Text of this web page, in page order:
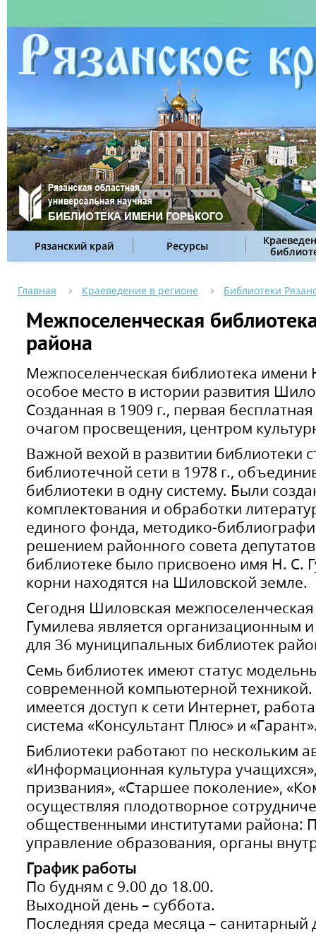
Рязанский край Ресурсы
Главная Краеведение в регионе Библиотеки
Межпоселенческая
района
Межпоселенческая библиотека имени
особое место в истории развития
Созданная в 1909 г., первая
очагом просвещения, центром
Важной вехой в развитии библиотеки
библиотечной сети в 1978 г.,
библиотеки в одну систему. Были
комплектования и обработки
единого фонда, методико-
решением районного совета
библиотеке было присвоено имя Н. С.
корни находятся на Шиловской земле.
Сегодня Шиловская
Гумилева является организационным
для 36 муниципальных библиотек
Семь библиотек имеют статус
современной компьютерной техникой.
имеется доступ к сети Интернет,
система «Консультант Плюс» и
Библиотеки работают по нескольким
«Информационная культура
призвания», «Старшее поколение»,
осуществляя плодотворное
общественными институтами района:
управление образования, органы
График работы
По будням с 9.00 до 18.00.
Выходной день – суббота.
Последняя среда месяца – санитарный